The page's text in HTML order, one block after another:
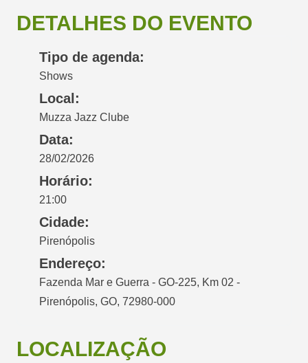
DETALHES DO EVENTO
Tipo de agenda:
Shows
Local:
Muzza Jazz Clube
Data:
28/02/2026
Horário:
21:00
Cidade:
Pirenópolis
Endereço:
Fazenda Mar e Guerra - GO-225, Km 02 -
Pirenópolis, GO, 72980-000
LOCALIZAÇÃO